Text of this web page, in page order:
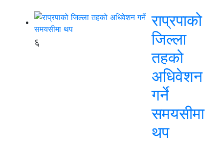
६
राप्रपाको
जिल्ला
तहको
अधिवेशन
गर्ने
समयसीमा
थप